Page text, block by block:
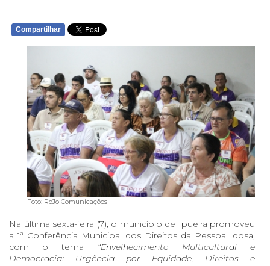
Compartilhar
Foto: RoJo Comunicações
Na última sexta-feira (7), o município de Ipueira promoveu
a 1ª Conferência Municipal dos Direitos da Pessoa Idosa,
com o tema “Envelhecimento Multicultural e
Democracia: Urgência por Equidade, Direitos e